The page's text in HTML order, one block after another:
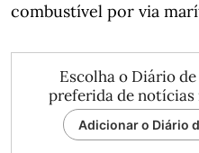
combustível por via
Escolha o Diário
preferida de notícias
Adicionar o Diário